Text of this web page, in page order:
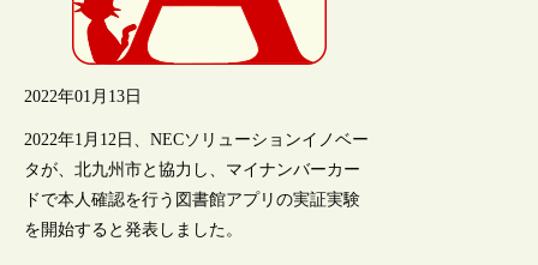
2022年01月13日
2022年1月12日、NECソリューションイノベー
タが、北九州市と協力し、マイナンバーカー
ドで本人確認を行う図書館アプリの実証実験
を開始すると発表しました。